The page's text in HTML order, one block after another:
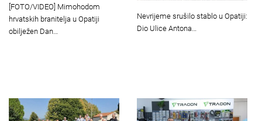
[FOTO/VIDEO] Mimohodom
hrvatskih branitelja u Opatiji
obilježen Dan…
Nevrijeme srušilo stablo u Opatiji:
Dio Ulice Antona…